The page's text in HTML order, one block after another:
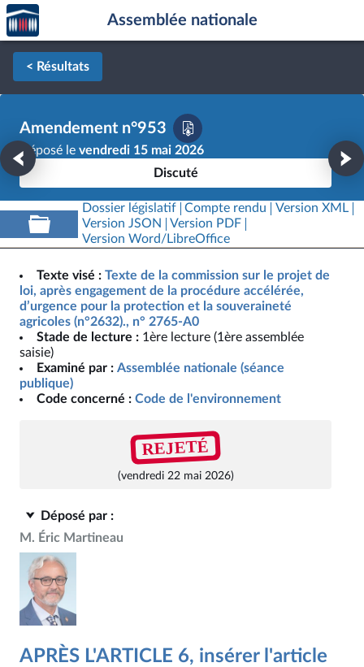
Aller au contenu
Aller en bas de la page
Accèder
à la
page
d'accueil
Assemblée nationale
< Résultats
Amendement n°953
Déposé le vendredi 15 mai 2026
Discuté
Dossier législatif Compte rendu
Version XML
Version JSON
Version PDF
Version Word/LibreOffice
Texte visé : Texte de la commission sur le projet de
loi, après engagement de la procédure accélérée,
d’urgence pour la protection et la souveraineté
agricoles (n°2632)., n° 2765-A0
Stade de lecture : 1ère lecture (1ère assemblée
saisie)
Examiné par : Assemblée nationale (séance
publique)
Code concerné : Code de l'environnement
REJETÉ
(vendredi 22 mai 2026)
Déposé par :
M. Éric Martineau
APRÈS L'ARTICLE 6, insérer l'article